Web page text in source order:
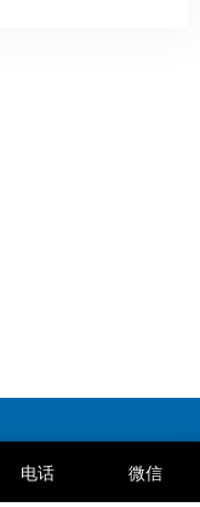
电话 微信